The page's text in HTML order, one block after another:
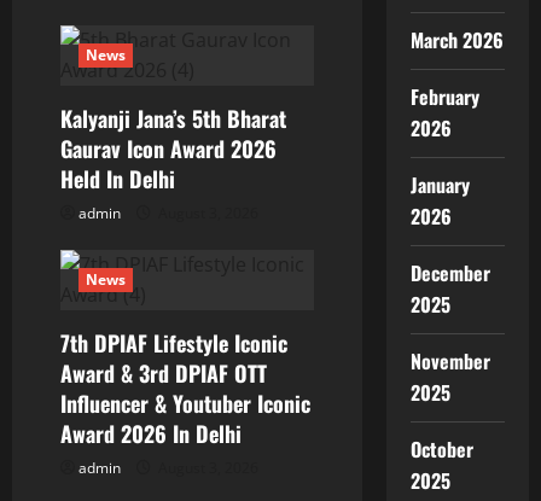
n News
Kalyanji Jana’s 5th Bharat
Gaurav Icon Award 2026
Held In Delhi
admin
News
7th DPIAF Lifestyle Iconic
Award & 3rd DPIAF OTT
Influencer & Youtuber Iconic
Award 2026 In Delhi
admin
March 2026
February
2026
January
2026
December
2025
November
2025
October
2025